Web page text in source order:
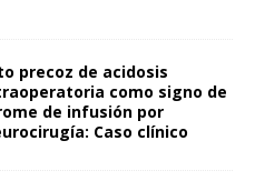
precoz de acidosis
como signo de
de infusión por
Caso clínico